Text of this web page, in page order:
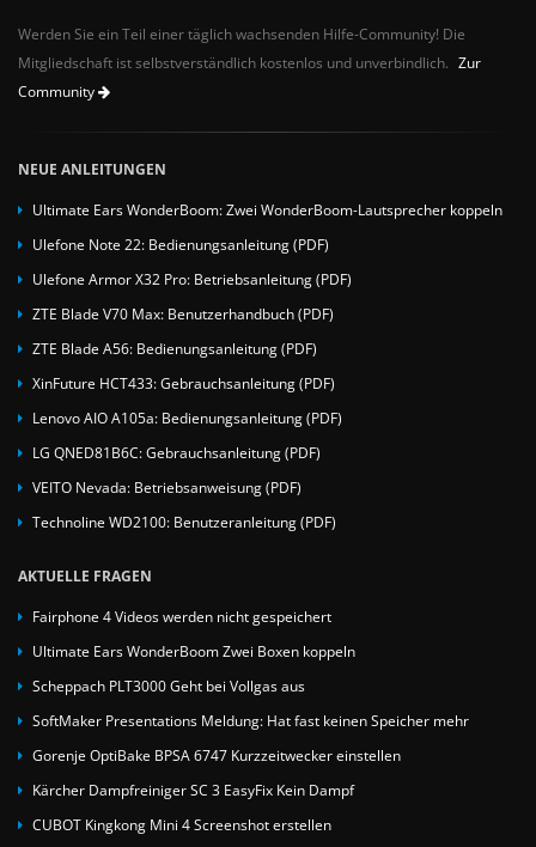
Werden Sie ein Teil einer täglich wachsenden Hilfe-Community! Die
Mitgliedschaft ist selbstverständlich kostenlos und unverbindlich. Zur
Community
NEUE ANLEITUNGEN
Ultimate Ears WonderBoom: Zwei WonderBoom-Lautsprecher koppeln
Ulefone Note 22: Bedienungsanleitung (PDF)
Ulefone Armor X32 Pro: Betriebsanleitung (PDF)
ZTE Blade V70 Max: Benutzerhandbuch (PDF)
ZTE Blade A56: Bedienungsanleitung (PDF)
XinFuture HCT433: Gebrauchsanleitung (PDF)
Lenovo AIO A105a: Bedienungsanleitung (PDF)
LG QNED81B6C: Gebrauchsanleitung (PDF)
VEITO Nevada: Betriebsanweisung (PDF)
Technoline WD2100: Benutzeranleitung (PDF)
AKTUELLE FRAGEN
Fairphone 4 Videos werden nicht gespeichert
Ultimate Ears WonderBoom Zwei Boxen koppeln
Scheppach PLT3000 Geht bei Vollgas aus
SoftMaker Presentations Meldung: Hat fast keinen Speicher mehr
Gorenje OptiBake BPSA 6747 Kurzzeitwecker einstellen
Kärcher Dampfreiniger SC 3 EasyFix Kein Dampf
CUBOT Kingkong Mini 4 Screenshot erstellen